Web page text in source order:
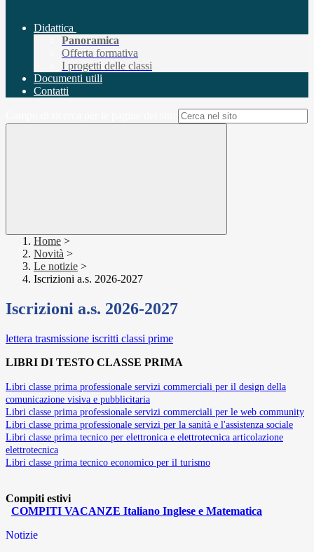
Didattica
Panoramica
Offerta formativa
I progetti delle classi
Documenti utili
Contatti
Home >
Novità >
Le notizie >
Iscrizioni a.s. 2026-2027
Iscrizioni a.s. 2026-2027
lettera trasmissione iscritti classi prime
LIBRI DI TESTO CLASSE PRIMA
Libri classe prima professionale servizi commerciali per il design della
comunicazione visiva e pubblicitaria
Libri classe prima professionale servizi commerciali per le web community
Libri classe prima professionale servizi per la sanità e l'assistenza sociale
Libri classe prima tecnico per elettronica e elettrotecnica articolazione
elettrotecnica
Libri classe prima tecnico economico per il turismo
Compiti estivi
COMPITI VACANZE Italiano Inglese e Matematica
Notizie